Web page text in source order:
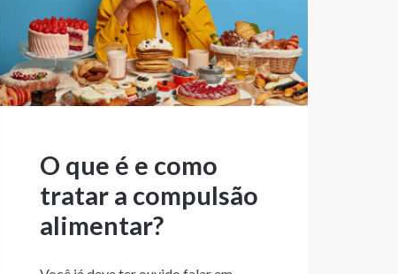
O que é e como
tratar a compulsão
alimentar?